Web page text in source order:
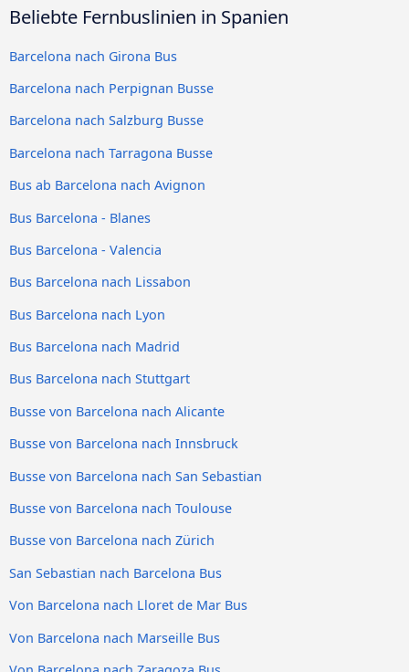
Beliebte Fernbuslinien in Spanien
Barcelona nach Girona Bus
Barcelona nach Perpignan Busse
Barcelona nach Salzburg Busse
Barcelona nach Tarragona Busse
Bus ab Barcelona nach Avignon
Bus Barcelona - Blanes
Bus Barcelona - Valencia
Bus Barcelona nach Lissabon
Bus Barcelona nach Lyon
Bus Barcelona nach Madrid
Bus Barcelona nach Stuttgart
Busse von Barcelona nach Alicante
Busse von Barcelona nach Innsbruck
Busse von Barcelona nach San Sebastian
Busse von Barcelona nach Toulouse
Busse von Barcelona nach Zürich
San Sebastian nach Barcelona Bus
Von Barcelona nach Lloret de Mar Bus
Von Barcelona nach Marseille Bus